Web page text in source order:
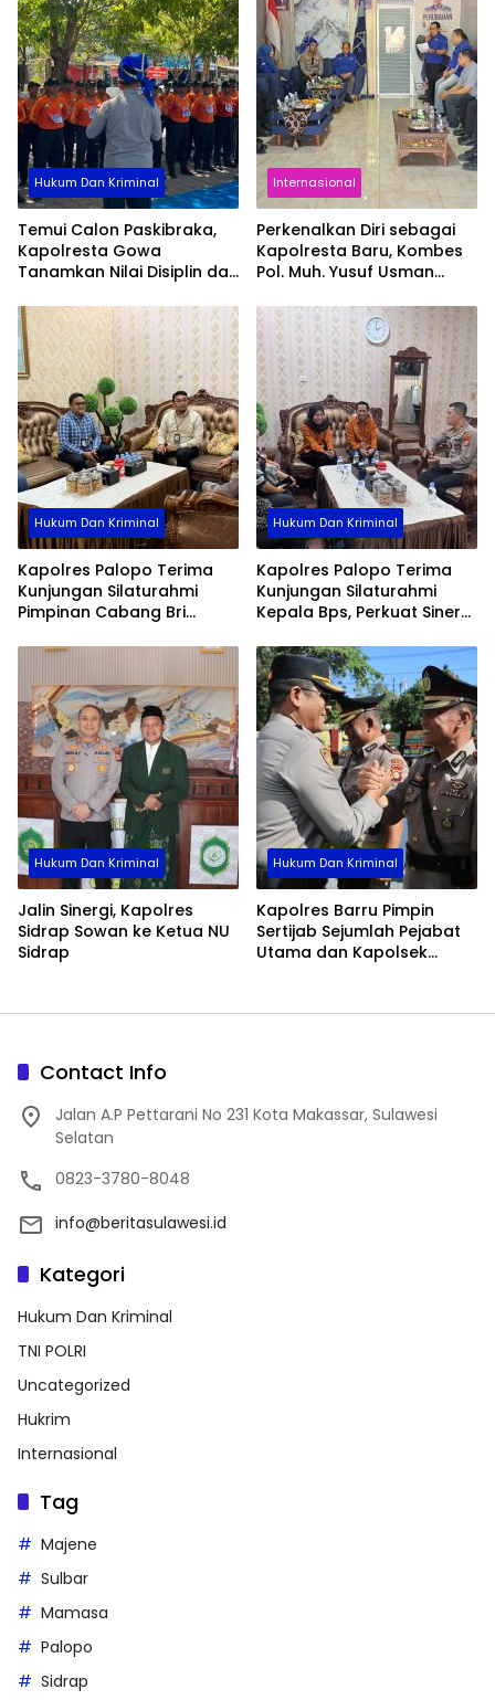
Hukum Dan Kriminal
Temui Calon Paskibraka,
Kapolresta Gowa
Tanamkan Nilai Disiplin dan
Internasional
Perkenalkan Diri sebagai
Kapolresta Baru, Kombes
Pol. Muh. Yusuf Usman
dengan DPC Demokrat
Gowa
Hukum Dan Kriminal
Kapolres Palopo Terima
Kunjungan Silaturahmi
Pimpinan Cabang Bri
Hukum Dan Kriminal
Kapolres Palopo Terima
Kunjungan Silaturahmi
Kepala Bps, Perkuat Sinergi
Hukum Dan Kriminal
Jalin Sinergi, Kapolres
Sidrap Sowan ke Ketua NU
Sidrap
Hukum Dan Kriminal
Kapolres Barru Pimpin
Sertijab Sejumlah Pejabat
Utama dan Kapolsek
Contact Info
Jalan A.P Pettarani No 231 Kota Makassar, Sulawesi
Selatan
0823-3780-8048
info@beritasulawesi.id
Kategori
Hukum Dan Kriminal
TNI POLRI
Uncategorized
Hukrim
Internasional
Tag
Majene
Sulbar
Mamasa
Palopo
Sidrap